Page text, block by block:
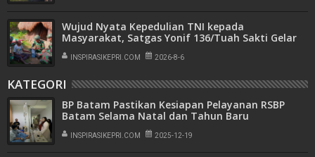
Wujud Nyata Kepedulian TNI kepada
Masyarakat, Satgas Yonif 136/Tuah Sakti Gelar
Pengobatan Keliling di Kampung Kalome
INSPIRASIKEPRI.COM 2026-8-6
KATEGORI
BP Batam Pastikan Kesiapan Pelayanan RSBP
Batam Selama Natal dan Tahun Baru
INSPIRASIKEPRI.COM 2025-12-19